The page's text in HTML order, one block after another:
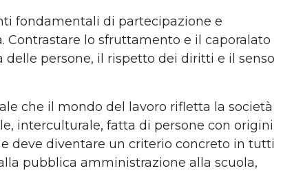
fondamentali di partecipazione e
Contrastare lo sfruttamento e il caporalato
persone, il rispetto dei diritti e il senso
che il mondo del lavoro rifletta la società
interculturale, fatta di persone con origini
deve diventare un criterio concreto in tutti
pubblica amministrazione alla scuola,